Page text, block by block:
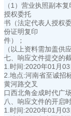
（1）营业执照副本
授权委托
书（法定代表人授权
份证明复印
件）；
（以上资料需加盖供
七、响应文件提交的
1.时间:2020年01月03
2.地点:河南省至诚招
黄河路交叉
口西北角金成时代广
八、响应文件的开启
1.时间:2020年01月03